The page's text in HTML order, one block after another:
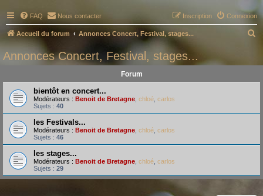
FAQ Nous contacter Connexion
Inscription
Accueil du forum Annonces Concert, Festival, stages...
e
Annonces Concert, Festival, stages...
Forum
bientôt en concert...
Modérateurs : Benoit de Bretagne chloé carlos
Sujets : 40
les Festivals...
Modérateurs : Benoit de Bretagne chloé carlos
Sujets : 46
les stages...
Modérateurs : Benoit de Bretagne chloé carlos
Sujets : 29